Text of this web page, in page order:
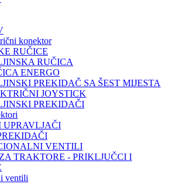
konektor
RUČICE
RUČICA
ENERGO
PREKIDAČ SA ŠEST MIJESTA
JOYSTICK
PREKIDAČI
UPRAVLJAČI
VENTILI
TRAKTORE - PRIKLJUČCI I
ventili